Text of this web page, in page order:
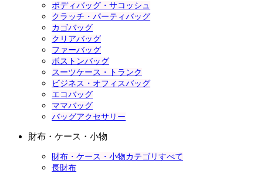
ボディバッグ・サコッシュ
クラッチ・パーティバッグ
カゴバッグ
クリアバッグ
ファーバッグ
ボストンバッグ
スーツケース・トランク
ビジネス・オフィスバッグ
エコバッグ
ママバッグ
バッグアクセサリー
財布・ケース・小物
財布・ケース・小物カテゴリすべて
長財布